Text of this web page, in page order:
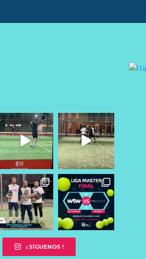
¡ SÍGUENOS !